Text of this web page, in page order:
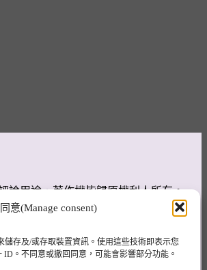
意(Manage consent)
儲存及/或存取裝置資訊。使用這些技術即表示您
。不同意或撤回同意，可能會影響部分功能。
論用途，著作權皆歸原權利人所有。